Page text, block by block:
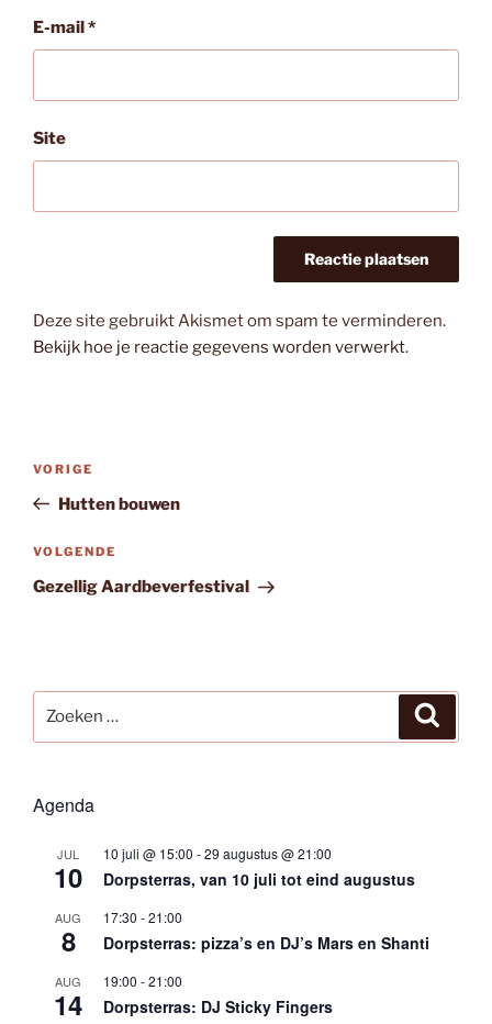
E-mail*
Site
Deze site gebruikt Akismet om spam te verminderen.
Bekijk hoe je reactie gegevens worden verwerkt.
Vorig
bericht
VORIGE
Hutten bouwen
Volgend
bericht
VOLGENDE
Gezellig Aardbeverfestival
naar:
Agenda
JUL
10
10 juli @ 15:00 -29 augustus @ 21:00
Dorpsterras, van 10 juli tot eind augustus
AUG
8
17:30 -21:00
Dorpsterras: pizza’s en DJ’s Mars en Shanti
AUG
14
19:00 -21:00
Dorpsterras: DJ Sticky Fingers